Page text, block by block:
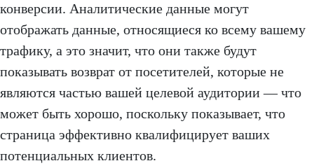
конверсии. Аналитические данные могут
отображать данные, относящиеся ко всему вашему
трафику, а это значит, что они также будут
показывать возврат от посетителей, которые не
являются частью вашей целевой аудитории — что
может быть хорошо, поскольку показывает, что
страница эффективно квалифицирует ваших
потенциальных клиентов.